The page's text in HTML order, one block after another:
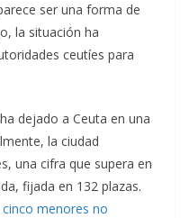
ser una forma de
la situación ha
ceutíes para
dejado a Ceuta en una
la ciudad
una cifra que supera en
fijada en 132 plazas.
menores no